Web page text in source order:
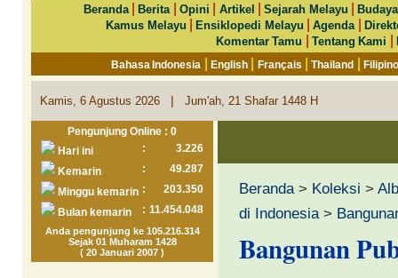
Beranda|Berita Opini Artikel |Sejarah Melayu |
Kamus Melayu
|Ensiklopedi Melayu |Agenda |
Komentar Tamu
|Tentang Kami |
Bahasa Indonesia |English Français |Thailand |
Kamis, 6 Agustus 2026 | Jum'ah, 21 Shafar 1448 H
Pengunjung Online : 0
Hari ini
:
3.226
Kemarin
:
49.287
Minggu kemarin :
203.350
Bulan kemarin
: 11.454.048
Anda pengunjung ke 105.216.314
Sejak 01 Muharam 1428
( 20 Januari 2007 )
Beranda> Koleksi >
di Indonesia>
Bangunan